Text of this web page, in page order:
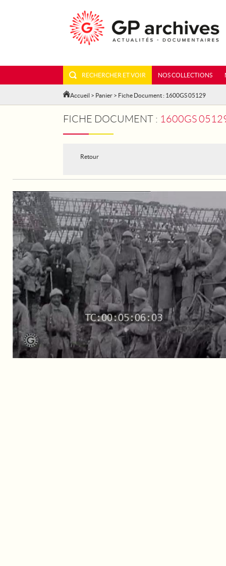
RECHERCHER ET VOIR NOS COLLECTIONS
Accueil > Panier > Fiche Document : 1600GS 05129
FICHE DOCUMENT : 1600GS
Retour